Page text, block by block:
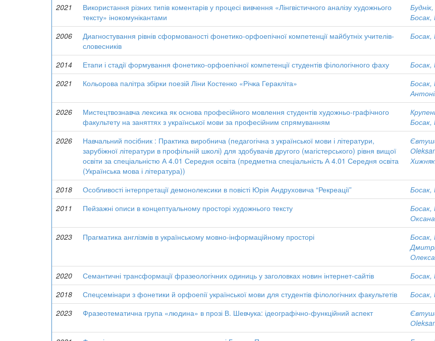
2021
Використання різних типів коментарів у процесі вивчення «Лінгвістичного аналізу художнього
тексту» інокомунікантами
Босак,
2006
Диагностування рівнів сформованості фонетико-орфоепічної компетенції майбутніх учителів-
словесників
Босак,
2014 Етапи і стадії формування фонетико-орфоепічної компетенції студентів філологічного фаху Босак,
2021
Кольорова палітра збірки поезій Ліни Костенко «Річка Геракліта» Босак,
2026
Мистецтвознавча лексика як основа професійного мовлення студентів художньо-графічного
факультету на заняттях з української мови за професійним спрямуванням
Босак,
2026
Навчальний посібник : Практика виробнича (педагогічна з української мови і літератури,
зарубіжної літератури в профільній школі) для здобувачів другого (магістерського) рівня вищої
освіти за спеціальністю А 4.01 Середня освіта (предметна спеціальність А 4.01 Середня освіта
(Українська мова і література))
2018 Особливості інтерпретації демонолексики в повісті Юрія Андруховича “Рекреації” Босак,
2011
Пейзажні описи в концептуальному просторі художнього тексту Босак,
2023
Прагматика англізмів в українському мовно-інформаційному просторі Босак,
2020
Семантичні трансформації фразеологічних одиниць у заголовках новин інтернет-сайтів Босак,
2018
Спецсемінари з фонетики й орфоепії української мови для студентів філологічних факультетів Босак,
2023
Фразеотематична група «людина» в прозі В. Шевчука: ідеографічно-функційний аспект